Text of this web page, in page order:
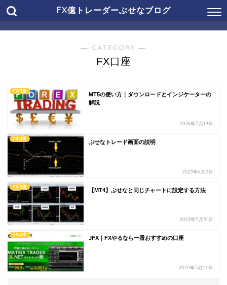
FX億トレーダーぶせなブログ
― CATEGORY ―
FX口座
FX口座
MT5の使い方｜ダウンロードとインジケーターの
解説
2026年7月19日
FX口座
ぶせなトレード画面の説明
2023年6月2日
FX口座
【MT4】ぶせなと同じチャートに設定する方法
2023年5月31日
FX口座
JFX｜FXやるなら一番おすすめの口座
2020年5月14日